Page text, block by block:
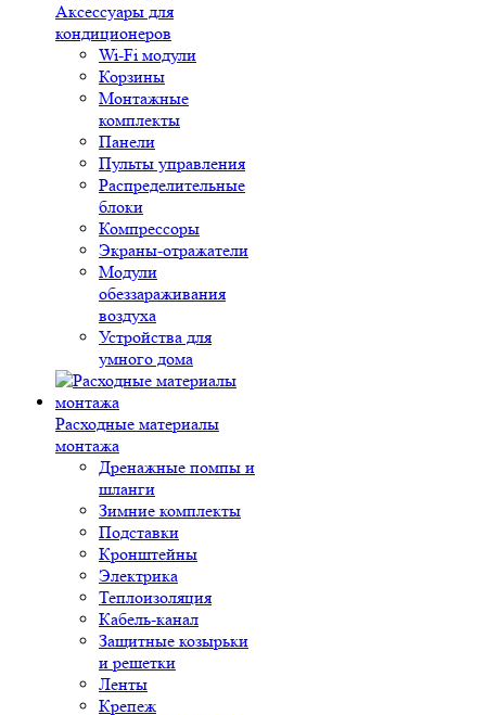
Аксессуары для
кондиционеров
Wi-Fi модули
Корзины
Монтажные
комплекты
Панели
Пульты управления
Распределительные
блоки
Компрессоры
Экраны-отражатели
Модули
обеззараживания
воздуха
Устройства для
умного дома
Расходные материалы
монтажа
Дренажные помпы и
шланги
Зимние комплекты
Подставки
Кронштейны
Электрика
Теплоизоляция
Кабель-канал
Защитные козырьки
и решетки
Ленты
Крепеж